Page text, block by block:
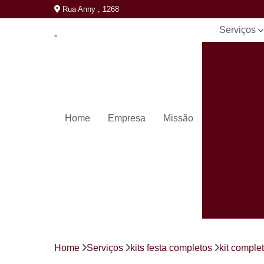
Rua Anny , 1268
Home Empresa Missão
Serviços
Mini
Home Serviços kits festa completos kit